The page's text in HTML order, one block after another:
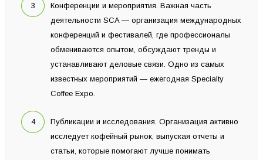
Конференции и мероприятия. Важная часть
деятельности SCA — организация международных
конференций и фестивалей, где профессионалы
обмениваются опытом, обсуждают тренды и
устанавливают деловые связи. Одно из самых
известных мероприятий — ежегодная Specialty
Coffee Expo.
Публикации и исследования. Организация активно
исследует кофейный рынок, выпуская отчеты и
статьи, которые помогают лучше понимать